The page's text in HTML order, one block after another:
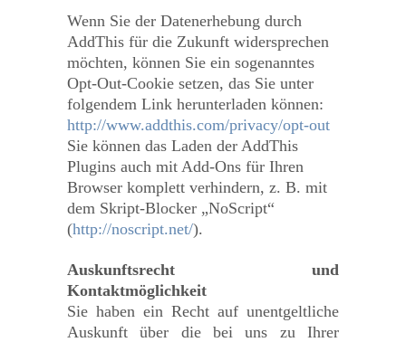
Wenn Sie der Datenerhebung durch
AddThis für die Zukunft widersprechen
möchten, können Sie ein sogenanntes
Opt-Out-Cookie setzen, das Sie unter
folgendem Link herunterladen können:
http://www.addthis.com/privacy/opt-out
Sie können das Laden der AddThis
Plugins auch mit Add-Ons für Ihren
Browser komplett verhindern, z. B. mit
dem Skript-Blocker „NoScript“
(http://noscript.net/).
Auskunftsrecht und
Kontaktmöglichkeit
Sie haben ein Recht auf unentgeltliche
Auskunft über die bei uns zu Ihrer